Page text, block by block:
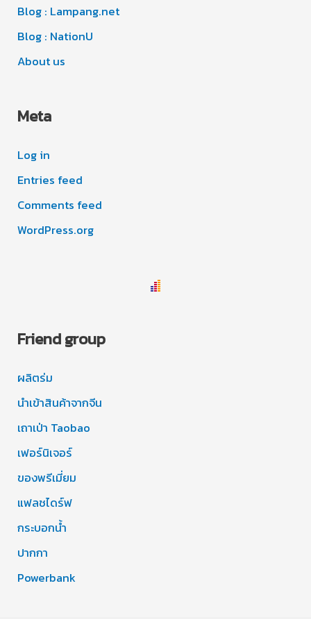
s
Blog : Lampang.net
Blog : NationU
About us
Meta
Log in
Entries feed
Comments feed
WordPress.org
Friend group
ผลิตร่ม
นำเข้าสินค้าจากจีน
เถาเป่า Taobao
เฟอร์นิเจอร์
ของพรีเมี่ยม
แฟลชไดร์ฟ
กระบอกน้ำ
ปากกา
Powerbank